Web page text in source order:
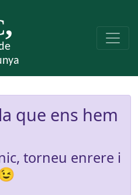
que ens hem
torneu enrere i